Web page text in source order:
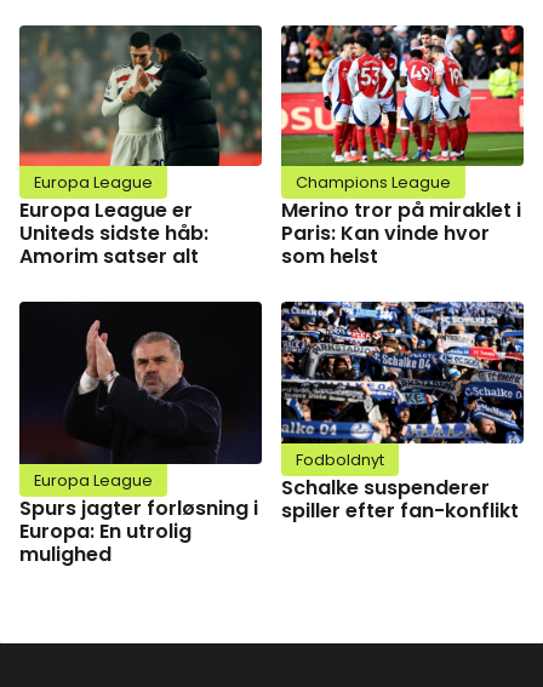
Europa League
Europa League er
Uniteds sidste håb:
Amorim satser alt
Champions League
Merino tror på miraklet i
Paris: Kan vinde hvor
som helst
Europa League
Spurs jagter forløsning i
Europa: En utrolig
mulighed
Fodboldnyt
Schalke suspenderer
spiller efter fan-konflikt